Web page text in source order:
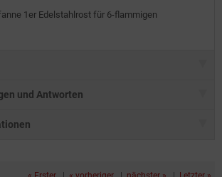
1er Edelstahlrost für 6-flammigen
und Antworten